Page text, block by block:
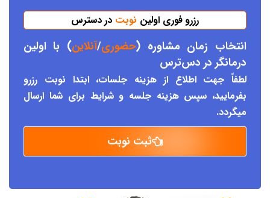
رزرو فوری اولین نوبت در دسترس
انتخاب زمان مشاوره (حضوری/آنلاین) با اولین
درمانگر در دسترس
لطفاً جهت اطلاع از هزینه جلسات، ابتدا نوبت رزرو
بفرمایید، سپس هزینه جلسه و شرایط برای شما ارسال
میگردد.
ثبت نوبت